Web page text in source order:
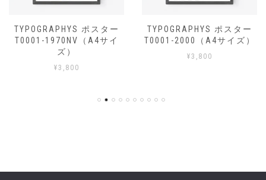
TYPOGRAPHYS ポスター
T0001-1970NV（A4サイ
ズ）
¥3,800
TYPOGRAPHYS ポスター
T0001-2000（A4サイズ）
¥3,800